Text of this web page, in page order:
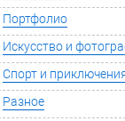
Портфолио
Искусство и
Спорт и
Разное